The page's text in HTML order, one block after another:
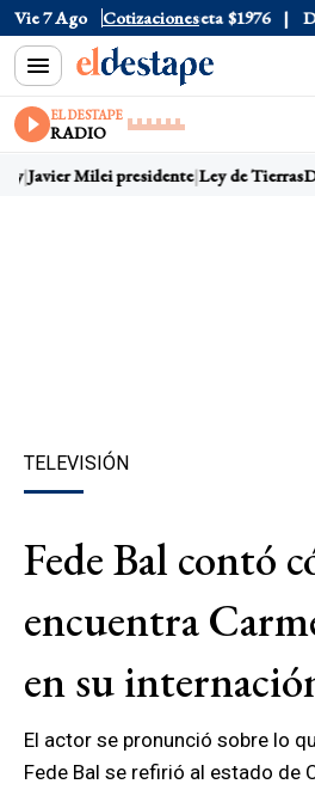
Vie 7 Ago Cotizaciones
$1520 Dólar Tarjeta $1976 Dólar
EL DESTAPE
RADIO
Javier Milei presidente Ley de Tierras
TELEVISIÓN
Fede Bal contó
encuentra
en su
El actor se pronunció sobre lo
Fede Bal se refirió al estado de